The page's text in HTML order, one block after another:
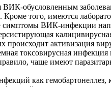
ВИК-обусловленным
того, имеются
симптомы ВИК-инфекции
активизация
токсовирусная
чаще имеют
как